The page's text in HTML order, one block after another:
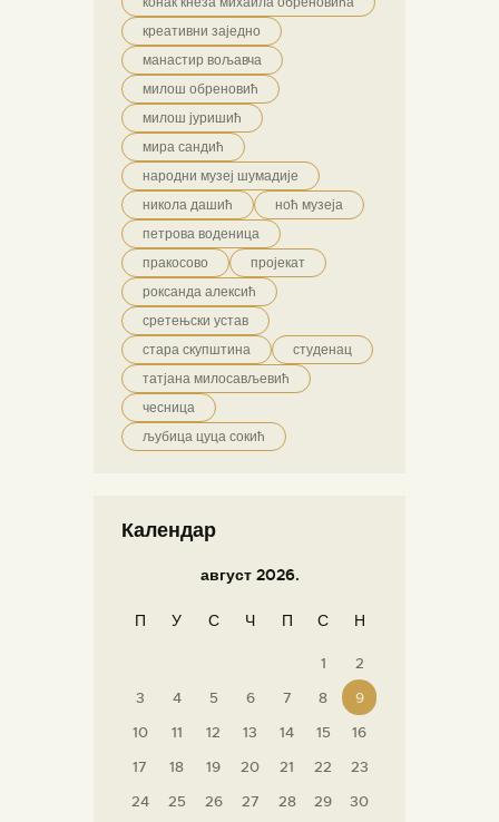
креативни заједно
манастир вољавча
милош обреновић
милош јуришић
мира сандић
народни музеј шумадије
никола дашић
ноћ музеја
петрова воденица
пракосово
пројекат
роксанда алексић
сретењски устав
стара скупштина
студенац
татјана милосављевић
чесница
љубица цуца сокић
Календар
август 2026.
П У С Ч П С Н
1
2
3
4 5 6 7 8
9
10
11 12 13 14 15
16
17
18 19 20 21 22
23
24
25 26 27 28 29
30